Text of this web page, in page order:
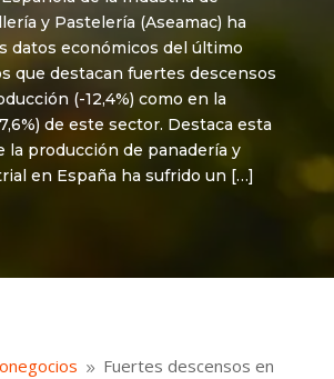
y Pastelería (Aseamac) ha
datos económicos del último
que destacan fuertes descensos
(-12,4%) como en la
de este sector. Destaca esta
la producción de panadería y
en España ha sufrido un […]
9 Fuertes descensos en